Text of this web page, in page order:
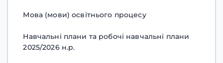
Мова (мови) освітнього процесу
Навчальні плани та робочі навчальні плани
2025/2026 н.р.